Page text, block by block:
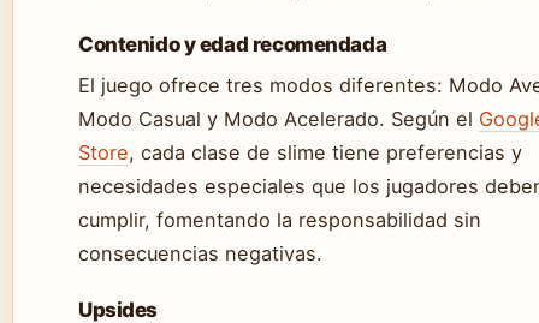
Contenido y edad recomendada
El juego ofrece tres modos diferentes: Modo
Modo Casual y Modo Acelerado. Según el
Store, cada clase de slime tiene preferencias y
necesidades especiales que los jugadores
cumplir, fomentando la responsabilidad sin
consecuencias negativas.
Upsides